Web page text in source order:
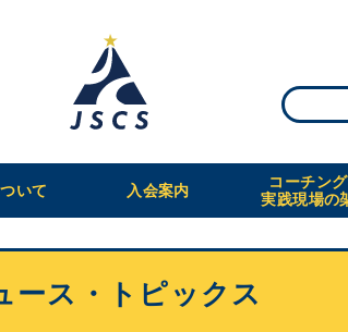
いて 入会案内
コーチン
実践現場の
ース・トピックス